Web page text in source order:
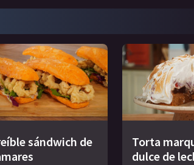
sándwich de
Torta
dulce de